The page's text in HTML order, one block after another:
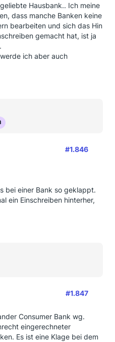
Hausbank.. Ich meine
dass manche Banken keine
bearbeiten und sich das Hin
gemacht hat, ist ja
ich aber auch
#1.846
bei einer Bank so geklappt.
ein Einschreiben hinterher,
#1.847
Consumer Bank wg.
eingerechneter
Es ist eine Klage bei dem